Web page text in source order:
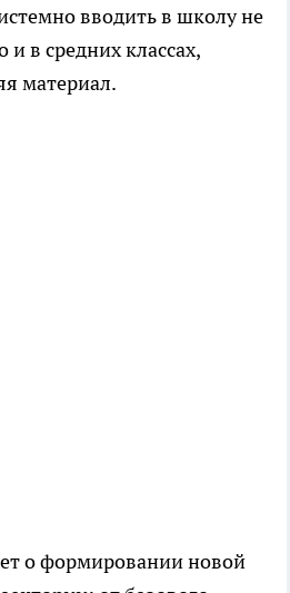
вводить в школу не
и в средних классах,
материал.
о формировании новой